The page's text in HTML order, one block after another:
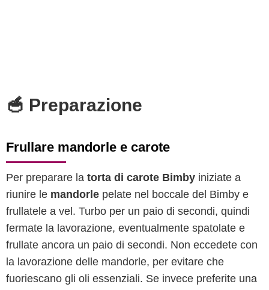
🥣 Preparazione
Frullare mandorle e carote
Per preparare la torta di carote Bimby iniziate a
riunire le mandorle pelate nel boccale del Bimby e
frullatele a vel. Turbo per un paio di secondi, quindi
fermate la lavorazione, eventualmente spatolate e
frullate ancora un paio di secondi. Non eccedete con
la lavorazione delle mandorle, per evitare che
fuoriescano gli oli essenziali. Se invece preferite una